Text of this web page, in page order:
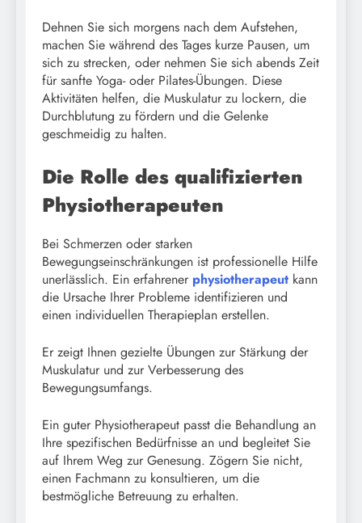
Dehnen Sie sich morgens nach dem Aufstehen,
machen Sie während des Tages kurze Pausen, um
sich zu strecken, oder nehmen Sie sich abends Zeit
für sanfte Yoga- oder Pilates-Übungen. Diese
Aktivitäten helfen, die Muskulatur zu lockern, die
Durchblutung zu fördern und die Gelenke
geschmeidig zu halten.
Die Rolle des qualifizierten
Physiotherapeuten
Bei Schmerzen oder starken
Bewegungseinschränkungen ist professionelle Hilfe
unerlässlich. Ein erfahrener physiotherapeut kann
die Ursache Ihrer Probleme identifizieren und
einen individuellen Therapieplan erstellen.
Er zeigt Ihnen gezielte Übungen zur Stärkung der
Muskulatur und zur Verbesserung des
Bewegungsumfangs.
Ein guter Physiotherapeut passt die Behandlung an
Ihre spezifischen Bedürfnisse an und begleitet Sie
auf Ihrem Weg zur Genesung. Zögern Sie nicht,
einen Fachmann zu konsultieren, um die
bestmögliche Betreuung zu erhalten.